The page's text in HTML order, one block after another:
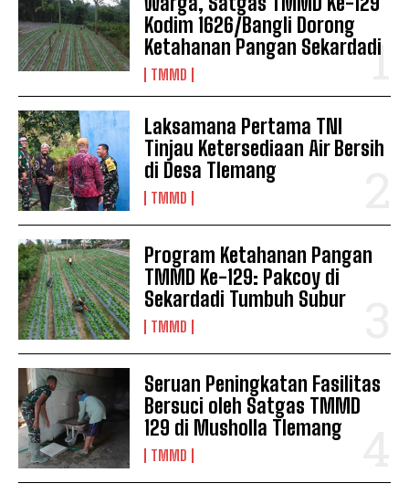
Kodim 1626/Bangli Dorong
Ketahanan Pangan Sekardadi
TMMD
Laksamana Pertama TNI
Tinjau Ketersediaan Air Bersih
di Desa Tlemang
TMMD
Program Ketahanan Pangan
TMMD Ke-129: Pakcoy di
Sekardadi Tumbuh Subur
TMMD
Seruan Peningkatan Fasilitas
Bersuci oleh Satgas TMMD
129 di Musholla Tlemang
TMMD